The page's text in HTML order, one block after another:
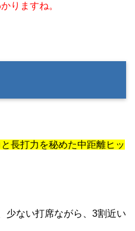
りますね。
長打力を秘めた中距離ヒッ
少ない打席ながら、3割近い